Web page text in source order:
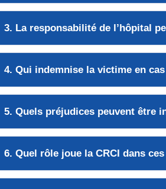
3. La responsabilité de l’hôpital
4. Qui indemnise la victime en
5. Quels préjudices peuvent être
6. Quel rôle joue la CRCI dans